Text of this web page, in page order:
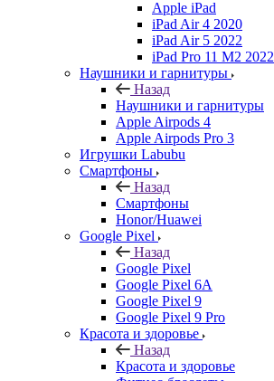
Apple iPad
iPad Air 4 2020
iPad Air 5 2022
iPad Pro 11 M2 2022
Наушники и гарнитуры
Назад
Наушники и гарнитуры
Apple Airpods 4
Apple Airpods Pro 3
Игрушки Labubu
Смартфоны
Назад
Смартфоны
Honor/Huawei
Google Pixel
Назад
Google Pixel
Google Pixel 6A
Google Pixel 9
Google Pixel 9 Pro
Красота и здоровье
Назад
Красота и здоровье